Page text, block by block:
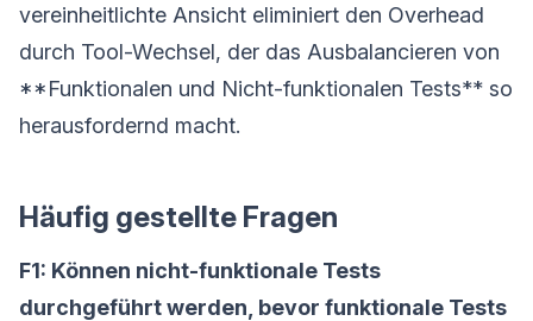
vereinheitlichte Ansicht eliminiert den Overhead
durch Tool-Wechsel, der das Ausbalancieren von
**Funktionalen und Nicht-funktionalen Tests** so
herausfordernd macht.
Häufig gestellte Fragen
F1: Können nicht-funktionale Tests
durchgeführt werden, bevor funktionale Tests